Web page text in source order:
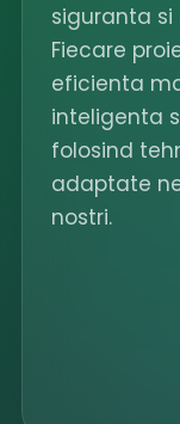
siguranta
Fiecare
eficienta
inteligenta
folosind
adaptate
nostri.